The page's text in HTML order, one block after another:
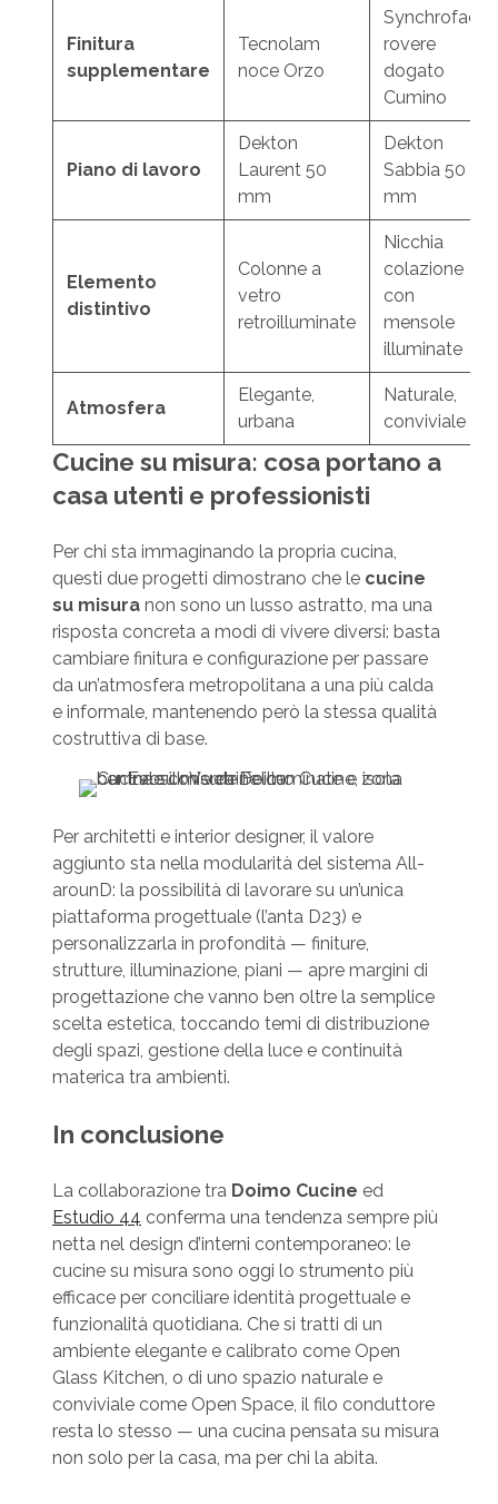
Finitura
supplementare
Tecnolam
noce Orzo
Synchroface
rovere
dogato
Cumino
Piano di lavoro
Dekton
Laurent 50
mm
Dekton
Sabbia 50
mm
Elemento
distintivo
Colonne a
vetro
retroilluminate
Nicchia
colazione
con
mensole
illuminate
Atmosfera
Elegante,
urbana
Naturale,
conviviale
Cucine su misura: cosa portano a
casa utenti e professionisti
Per chi sta immaginando la propria cucina,
questi due progetti dimostrano che le cucine
su misuranon sono un lusso astratto, ma una
risposta concreta a modi di vivere diversi: basta
cambiare finitura e configurazione per passare
da un’atmosfera metropolitana a una più calda
e informale, mantenendo però la stessa qualità
costruttiva di base.
Per architetti e interior designer, il valore
aggiunto sta nella modularità del sistema All-
arounD: la possibilità di lavorare su un’unica
piattaforma progettuale (l’anta D23) e
personalizzarla in profondità — finiture,
strutture, illuminazione, piani — apre margini di
progettazione che vanno ben oltre la semplice
scelta estetica, toccando temi di distribuzione
degli spazi, gestione della luce e continuità
materica tra ambienti.
In conclusione
La collaborazione tra Doimo Cucine ed
Estudio 44 conferma una tendenza sempre più
netta nel design d’interni contemporaneo: le
cucine su misura sono oggi lo strumento più
efficace per conciliare identità progettuale e
funzionalità quotidiana. Che si tratti di un
ambiente elegante e calibrato come Open
Glass Kitchen, o di uno spazio naturale e
conviviale come Open Space, il filo conduttore
resta lo stesso — una cucina pensata su misura
non solo per la casa, ma per chi la abita.